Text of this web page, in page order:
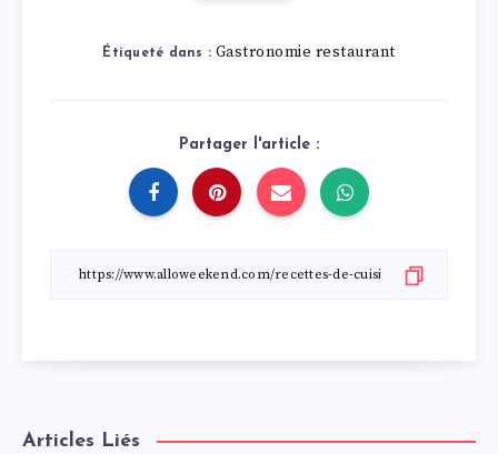
Étiqueté dans : Gastronomie restaurant
Partager l'article :
Articles Liés